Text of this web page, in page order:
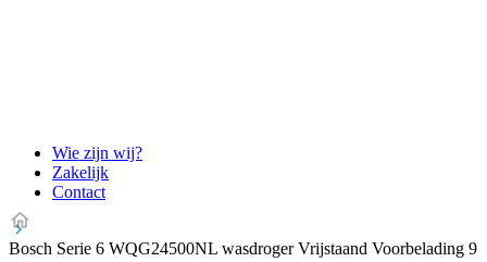
Wie zijn wij?
Zakelijk
Contact
Bosch Serie 6 WQG24500NL wasdroger Vrijstaand Voorbelading 9